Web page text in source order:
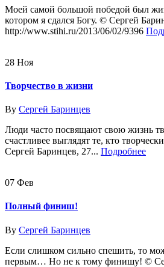
Моей самой большой победой был
котором я сдался Богу. © Сергей
http://www.stihi.ru/2013/06/02/9396
28 Ноя
Творчество в жизни
By Сергей Баринцев
Люди часто посвящают свою жизнь
счастливее выглядят те, кто
Сергей Баринцев, 27... Подробнее
07 Фев
Полный финиш!
By Сергей Баринцев
Если слишком сильно спешить, то
первым… Но не к тому финишу! ©